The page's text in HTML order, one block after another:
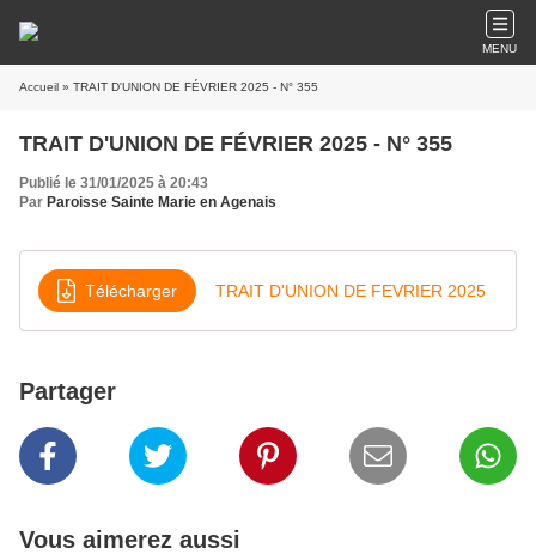
MENU
Accueil » TRAIT D'UNION DE FÉVRIER 2025 - N° 355
TRAIT D'UNION DE FÉVRIER 2025 - N° 355
Publié le 31/01/2025 à 20:43
Par Paroisse Sainte Marie en Agenais
Télécharger TRAIT D'UNION DE FEVRIER 2025
Partager
Vous aimerez aussi